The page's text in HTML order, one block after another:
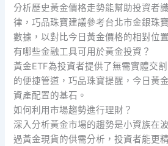
分析歷史黃金價格走勢能幫助投資者
律，巧品珠寶建議參考台北市金銀珠
數據，以對比今日黃金價格的相對位
有哪些金融工具可用於黃金投資？
黃金ETF為投資者提供了無需實體交
的便捷管道，巧品珠寶提醒，今日黃
資產配置的基石。
如何利用市場趨勢進行理財？
深入分析黃金市場的趨勢是小資族在
過黃金現貨的供需分析，投資者能更